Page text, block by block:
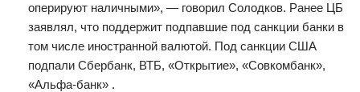
оперируют наличными», — говорил Солодков. Ранее ЦБ
заявлял, что поддержит подпавшие под санкции банки в
том числе иностранной валютой. Под санкции США
подпали Сбербанк, ВТБ, «Открытие», «Совкомбанк»,
«Альфа-банк» .